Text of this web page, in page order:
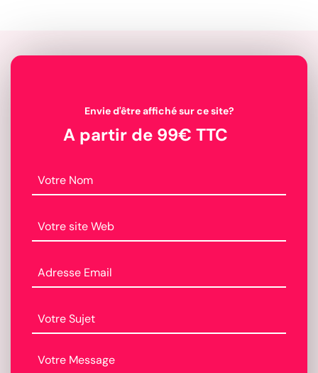
Envie d'être affiché sur ce site?
A partir de 99€ TTC